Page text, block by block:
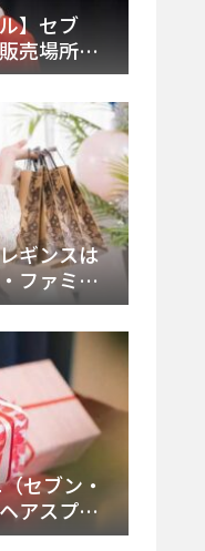
】セブ
売場所
市販品を
ギンスは
ファミ
メーカ
みた！
セブン・
アスプレ
買える種